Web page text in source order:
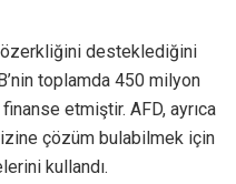
özerkliğini desteklediğini
toplamda 450 milyon
etmiştir. AFD, ayrıca
çözüm bulabilmek için
kullandı.